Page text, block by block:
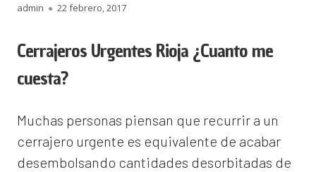
Autor
admin
Publicado
22 febrero, 2017
Cerrajeros Urgentes Rioja ¿Cuanto me
cuesta?
Muchas personas piensan que recurrir a un
cerrajero urgente es equivalente de acabar
desembolsando cantidades desorbitadas de